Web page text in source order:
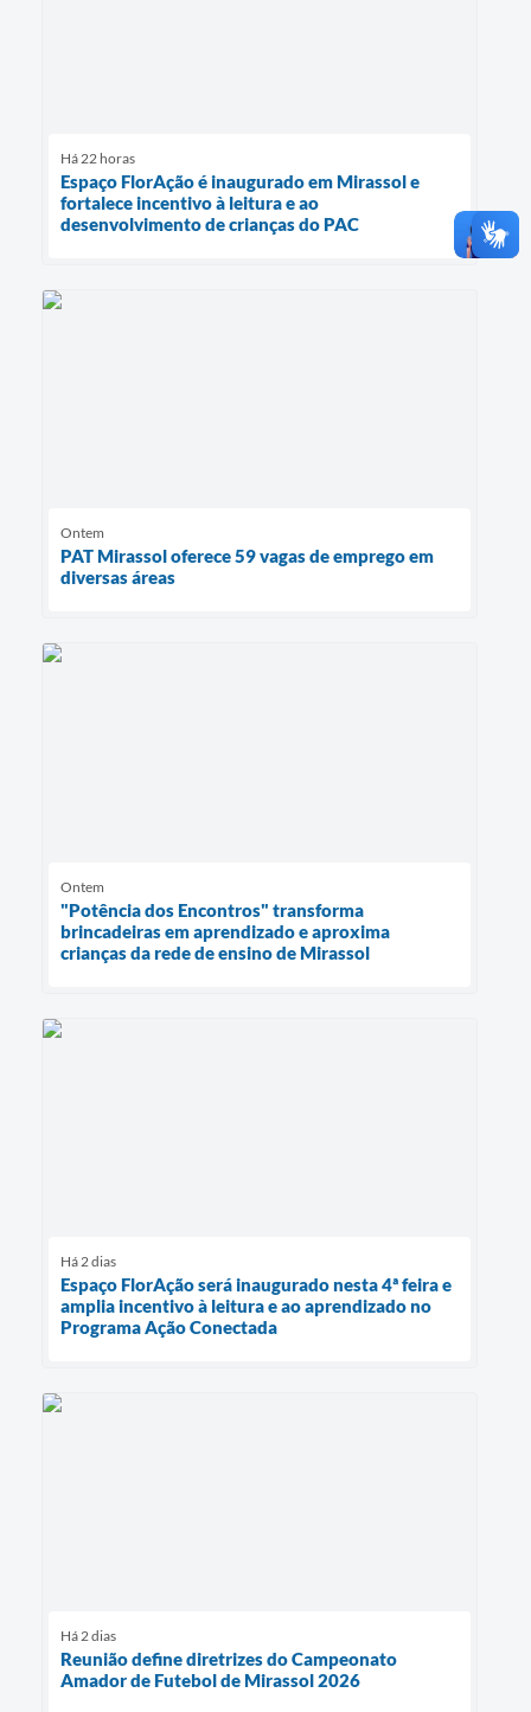
Há 22 horas
Espaço FlorAção é inaugurado em Mirassol e
fortalece incentivo à leitura e ao
desenvolvimento de crianças do PAC
Ontem
PAT Mirassol oferece 59 vagas de emprego em
diversas áreas
Ontem
"Potência dos Encontros" transforma
brincadeiras em aprendizado e aproxima
crianças da rede de ensino de Mirassol
Há 2 dias
Espaço FlorAção será inaugurado nesta 4ª feira e
amplia incentivo à leitura e ao aprendizado no
Programa Ação Conectada
Há 2 dias
Reunião define diretrizes do Campeonato
Amador de Futebol de Mirassol 2026